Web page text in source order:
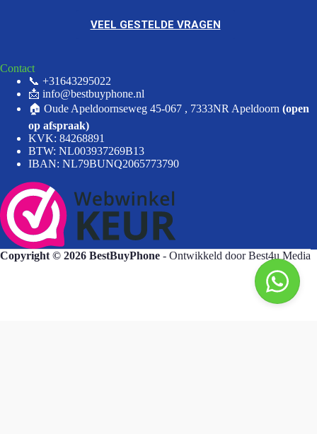
VEEL GESTELDE VRAGEN
Contact
📞 +31643295022
📩 info@bestbuyphone.nl
🏠 Oude Apeldoornseweg 45-067 , 7333NR Apeldoorn (open
op afspraak)
KVK: 84268891
BTW: NL003937269B13
IBAN: NL79BUNQ2065773790
Copyright © 2026 BestBuyPhone - Ontwikkeld doorBest4u Media